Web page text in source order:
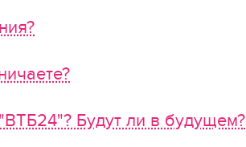
Будут ли в будущем?